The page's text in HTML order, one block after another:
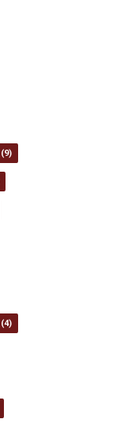
(9)
(4)